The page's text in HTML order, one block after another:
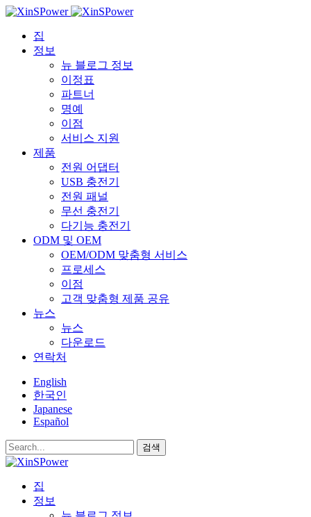
집
정보
뉴 블로그 정보
이정표
파트너
명예
이점
서비스 지원
제품
전원 어댑터
USB 충전기
전원 패널
무선 충전기
다기능 충전기
ODM 및 OEM
OEM/ODM 맞춤형 서비스
프로세스
이점
고객 맞춤형 제품 공유
뉴스
뉴스
다운로드
연락처
English
한국인
Japanese
Español
검색
집
정보